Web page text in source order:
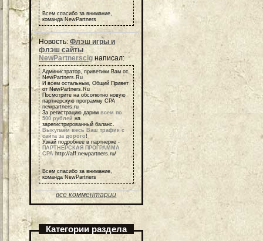
Всем спасибо за внимание,
команда NewPartners
Новость: Флэш игры и
флэш сайты
NewPartnerscig написал:
Администратор, приветики Вам от
NewPartners.Ru
И всем остальным, Общий Привет
от NewPartners.Ru
Посмотрите на обсолютно новую
партнерскую программу СРА
newpartners.ru
За регистрацию дарим всем по
500 рублей на
зарегистрированный баланс.
Выкупаем весь Ваш трафик с
сайта за дорого!
Узнай подробнее в партнерке -
ПАРТНЕРСКАЯ ПРОГРАММА
СРА http://aff.newpartners.ru/
Всем спасибо за внимание,
команда NewPartners
все комментарии
Категории раздела